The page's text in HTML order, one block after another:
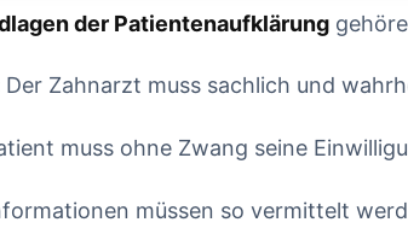
CONTINUE
der‍ Patientenaufklärung
Der Zahnarzt muss sachlich und
⁤muss ohne Zwang seine‍
müssen so vermittelt